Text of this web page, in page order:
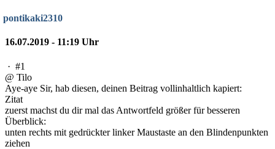
pontikaki2310
16.07.2019 - 11:19 Uhr
· #1
@ Tilo
Aye-aye Sir, hab diesen, deinen Beitrag vollinhaltlich kapiert:
Zitat
zuerst machst du dir mal das Antwortfeld größer für besseren
Überblick:
unten rechts mit gedrückter linker Maustaste an den Blindenpunkten
ziehen